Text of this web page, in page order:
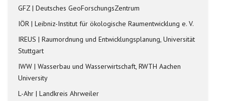
GFZ | Deutsches GeoForschungsZentrum
IÖR | Leibniz-Institut für ökologische Raumentwicklung e. V.
IREUS | Raumordnung und Entwicklungsplanung, Universität
Stuttgart
IWW | Wasserbau und Wasserwirtschaft, RWTH Aachen
University
L-Ahr | Landkreis Ahrweiler